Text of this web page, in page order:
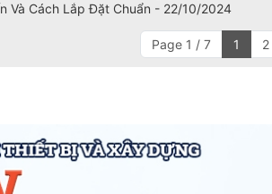
Và Cách Lắp Đặt Chuẩn - 22/10/2024
Page 1 / 7 1 2